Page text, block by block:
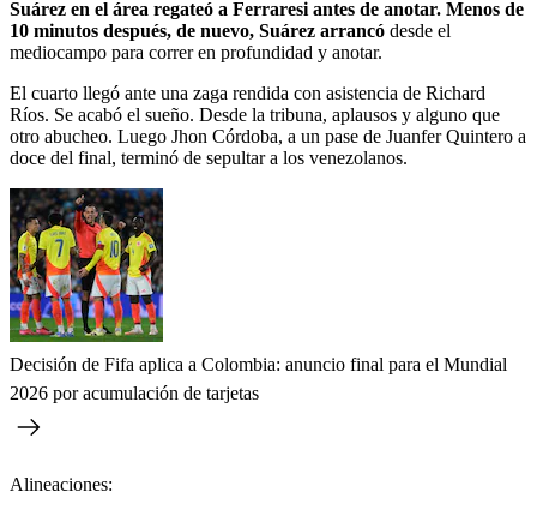
Suárez en el área regateó a Ferraresi antes de anotar. Menos de
10 minutos después, de nuevo, Suárez arrancó desde el
mediocampo para correr en profundidad y anotar.
El cuarto llegó ante una zaga rendida con asistencia de Richard
Ríos. Se acabó el sueño. Desde la tribuna, aplausos y alguno que
otro abucheo. Luego Jhon Córdoba, a un pase de Juanfer Quintero a
doce del final, terminó de sepultar a los venezolanos.
Decisión de Fifa aplica a Colombia: anuncio final para el Mundial
2026 por acumulación de tarjetas
Alineaciones: